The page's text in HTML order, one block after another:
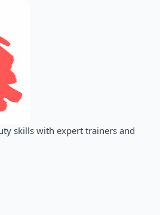
skills with expert trainers and